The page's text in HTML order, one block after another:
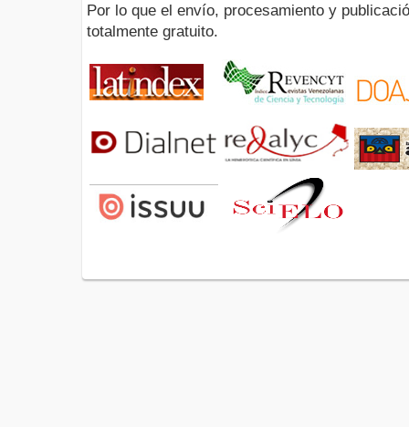
Por lo que el envío, procesamiento y
totalmente gratuito.